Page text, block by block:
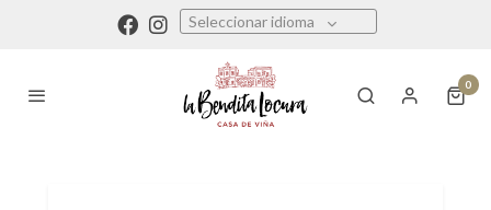
Seleccionar idioma
0